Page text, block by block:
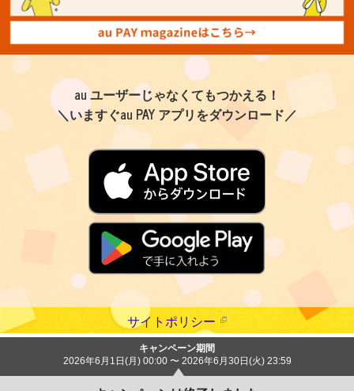
au ユーザーじゃなくてもつかえる！
＼いますぐau PAY アプリをダウンロード／
サイトポリシー
キャンペーン期間
2026年6月1日(月) 00:00 〜 2026年6月30日(火) 23:59